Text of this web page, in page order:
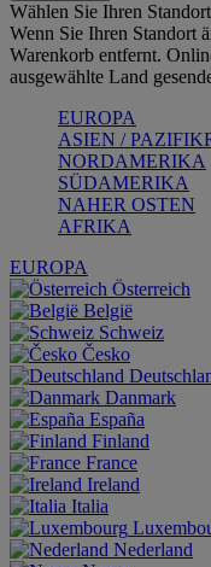
Wählen Sie Ihren Standort
Wenn Sie Ihren Standort
Warenkorb entfernt.
ausgewählte Land
EUROPA
ASIEN /
NORDAMERIKA
SÜDAMERIKA
NAHER OSTEN
AFRIKA
EUROPA
Österreich
België
Schweiz
Česko
Danmark
España
Finland
France
Ireland
Italia
Nederland